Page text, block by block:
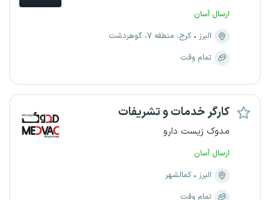
ارسال آسان
البرز
کرج، منطقه ۷، گوهردشت
تمام وقت
کارگر خدمات و تشریفات
مدوک زیست دارو
ارسال آسان
البرز
کمالشهر
تمام وقت